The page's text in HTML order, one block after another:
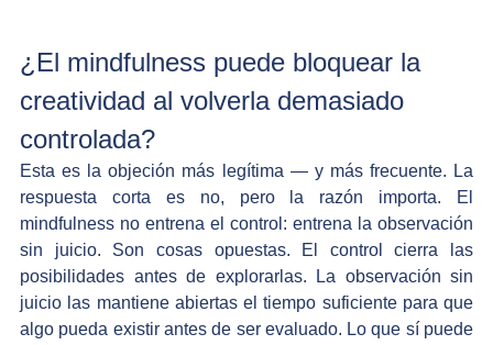
¿El mindfulness puede bloquear la
creatividad al volverla demasiado
controlada?
Esta es la objeción más legítima — y más frecuente. La
respuesta corta es no, pero la razón importa. El
mindfulness no entrena el control: entrena la observación
sin juicio. Son cosas opuestas. El control cierra las
posibilidades antes de explorarlas. La observación sin
juicio las mantiene abiertas el tiempo suficiente para que
algo pueda existir antes de ser evaluado. Lo que sí puede